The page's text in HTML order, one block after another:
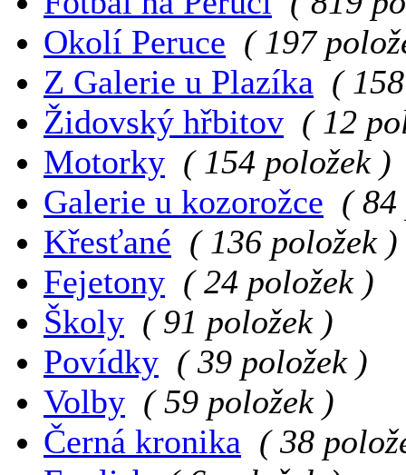
Okolí Peruce ( 197
Z Galerie u Plazíka (
Židovský hřbitov ( 12
Motorky ( 154 položek )
Galerie u kozorožce ( 84
Křesťané ( 136 položek )
Fejetony ( 24 položek )
Školy ( 91 položek )
Povídky ( 39 položek )
Volby ( 59 položek )
Černá kronika ( 38